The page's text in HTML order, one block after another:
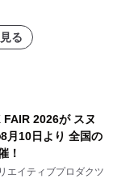
る
2026が スヌ
月10日より 全国の
！
エイティブプロダクツ